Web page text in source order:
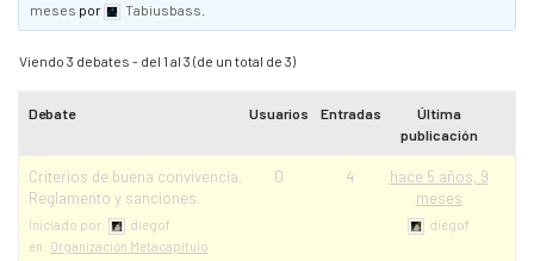
meses por Tabiusbass
Viendo 3 debates - del 1 al 3 (de un total de 3)
Debate Usuarios Entradas
Última
publicación
Criterios de buena convivencia.
Reglamento y sanciones.
Iniciado por:
diegof
en: Organización Metacapítulo
0 4
hace 5 años, 9
meses
diegof